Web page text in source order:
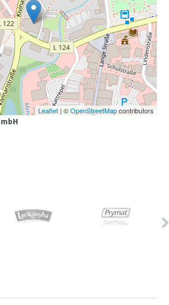
Leaflet | ©OpenStreetMapcontributors